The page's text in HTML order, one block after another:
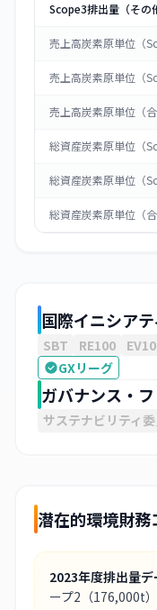
Scope3排出量（その
売上高炭素原単位（
売上高炭素原単位（
売上高炭素原単位（合
総資産炭素原単位（
総資産炭素原単位（
総資産炭素原単位（合
国際イニシア
SBT RE100
GXリーグ
ガバナンス・
サステナビリティ
潜在的環境財務
2023年度排出量デ
ープ2 （176,000t）